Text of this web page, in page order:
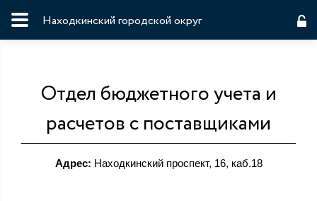
Находкинский городской округ
Отдел бюджетного учета и
расчетов с поставщиками
Адрес: Находкинский проспект, 16, каб.18